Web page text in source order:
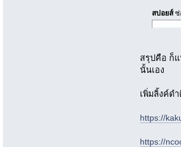
สปอยส์ซ่
สรุปคือ ก็
นั้นเอง
เพิ่มลิ้งค์ดำ
https://
https://